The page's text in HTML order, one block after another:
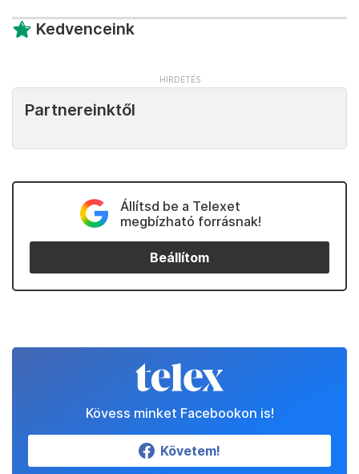
Kedvenceink
Partnereinktől
Állítsd be a Telexet
megbízható forrásnak!
Beállítom
Kövess minket Facebookon is!
Követem!